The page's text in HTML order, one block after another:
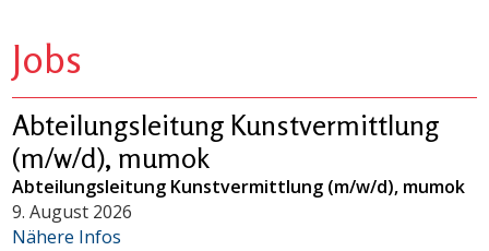
Jobs
Abteilungsleitung Kunstvermittlung
(m/w/d), mumok
Abteilungsleitung Kunstvermittlung (m/w/d), mumok
9. August 2026
Nähere Infos